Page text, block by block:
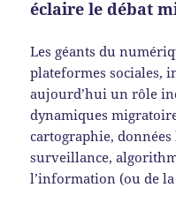
éclaire le débat
Les géants du
plateformes sociales,
aujourd’hui un rôle
dynamiques
cartographie,
surveillance,
l’information (ou de